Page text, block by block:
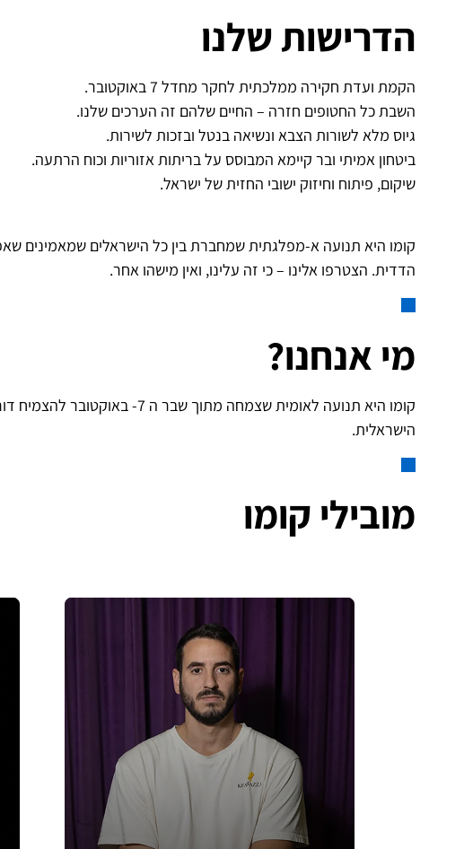
הדרישות שלנו
הקמת ועדת חקירה ממלכתית לחקר מחדל 7 באוקטובר.
השבת כל החטופים חזרה – החיים שלהם זה הערכים שלנו.
גיוס מלא לשורות הצבא ונשיאה בנטל ובזכות לשירות.
ביטחון אמיתי ובר קיימא המבוסס על בריתות אזוריות וכוח הרתעה.
שיקום, פיתוח וחיזוק ישובי החזית של ישראל.
קומו היא תנועה א-מפלגתית שמחברת בין כל הישראלים שמאמינים
הדדית. הצטרפו אלינו – כי זה עלינו, ואין מישהו אחר.
מי אנחנו?
קומו היא תנועה לאומית שצמחה מתוך שבר ה 7- באוקטובר להצמיח דור חדש
הישראלית.
מובילי קומו